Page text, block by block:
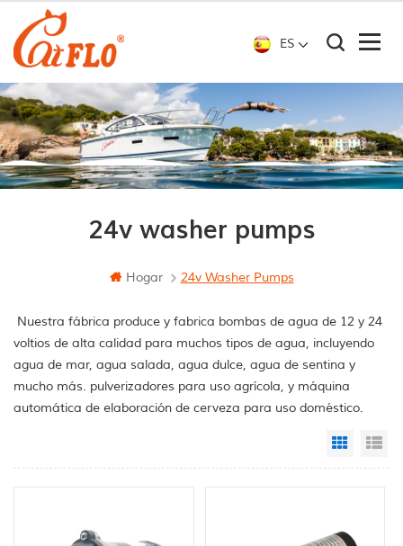
ES
24v washer pumps
Hogar 24v Washer Pumps
Nuestra fábrica produce y fabrica bombas de agua de 12 y 24
voltios de alta calidad para muchos tipos de agua, incluyendo
agua de mar, agua salada, agua dulce, agua de sentina y
mucho más. pulverizadores para uso agrícola, y máquina
automática de elaboración de cerveza para uso doméstico.
Grid